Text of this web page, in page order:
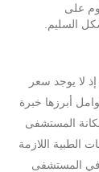
على
السليم.
لا يوجد سعر
أبرزها خبرة
المستشفى
الطبية اللازمة
في المستشفى